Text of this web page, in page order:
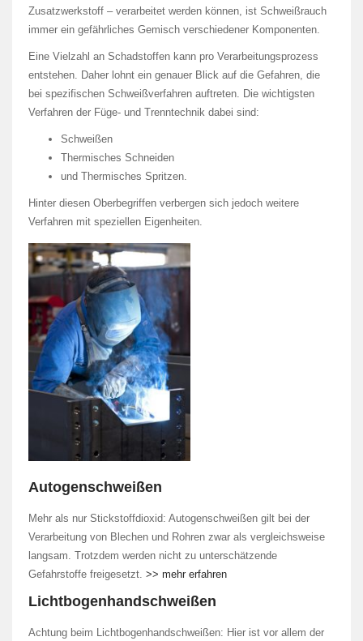
Zusatzwerkstoff – verarbeitet werden können, ist Schweißrauch
immer ein gefährliches Gemisch verschiedener Komponenten.
Eine Vielzahl an Schadstoffen kann pro Verarbeitungsprozess
entstehen. Daher lohnt ein genauer Blick auf die Gefahren, die
bei spezifischen Schweißverfahren auftreten. Die wichtigsten
Verfahren der Füge- und Trenntechnik dabei sind:
Schweißen
Thermisches Schneiden
und Thermisches Spritzen.
Hinter diesen Oberbegriffen verbergen sich jedoch weitere
Verfahren mit speziellen Eigenheiten.
Autogenschweißen
Mehr als nur Stickstoffdioxid: Autogenschweißen gilt bei der
Verarbeitung von Blechen und Rohren zwar als vergleichsweise
langsam. Trotzdem werden nicht zu unterschätzende
Gefahrstoffe freigesetzt. >> mehr erfahren
Lichtbogenhandschweißen
Achtung beim Lichtbogenhandschweißen: Hier ist vor allem der